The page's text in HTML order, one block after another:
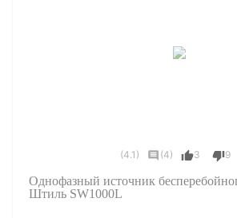
(4.1) (4) 3 9
Однофазный источник
Штиль SW1000L